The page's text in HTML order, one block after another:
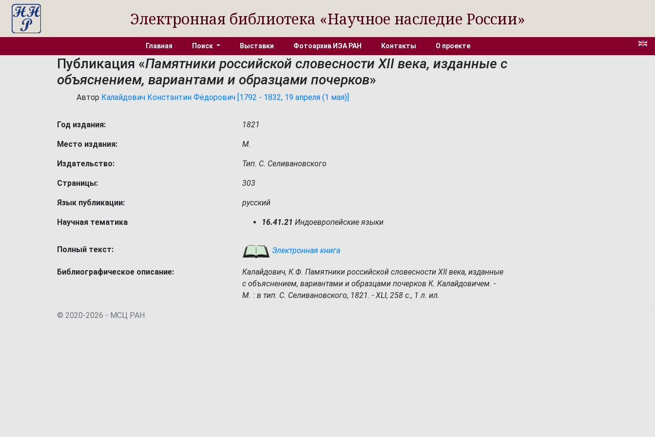
Электронная библиотека «Научное наследие России»
Главная Поиск Выставки Фотоархив ИЭА РАН Контакты О проекте
Публикация «Памятники российской словесности XII века, изданные с
объяснением, вариантами и образцами почерков»
Автор Калайдович Константин Фёдорович [1792 - 1832, 19 апреля (1 мая)]
Год издания: 1821
Место издания: М.
Издательство: Тип. С. Селивановского
Страницы: 303
Язык публикации: русский
Научная тематика 16.41.21 Индоевропейские языки
Полный текст: Электронная книга
Библиографическое описание:
Калайдович, К.Ф. Памятники российской словесности XII века, изданные
с объяснением, вариантами и образцами почерков К. Калайдовичем. -
М. : в тип. С. Селивановского, 1821. - XLI, 258 с., 1 л. ил.
© 2020-2026 - МСЦ РАН